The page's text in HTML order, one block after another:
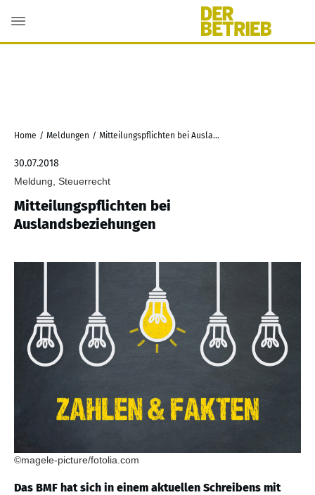
Home / Meldungen / Mitteilungspflichten bei Auslandsbeziehungen
30.07.2018
Meldung, Steuerrecht
Mitteilungspflichten bei
Auslandsbeziehungen
©magele-picture/fotolia.com
Das BMF hat sich in einem aktuellen Schreibens mit